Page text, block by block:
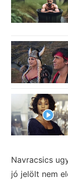
Navracsics
jó jelölt nem